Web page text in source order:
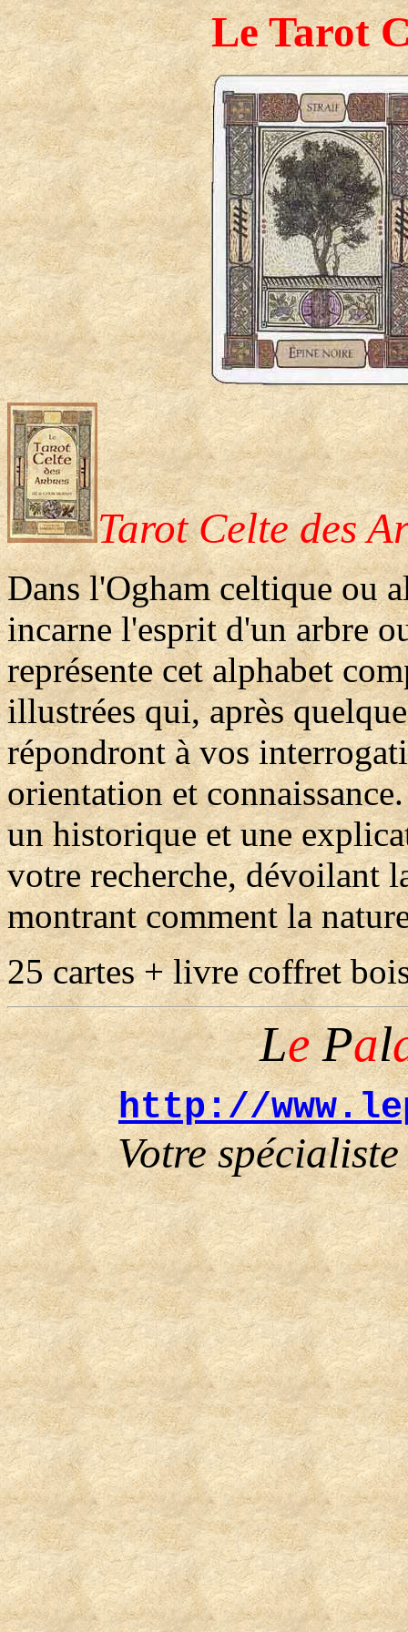
Le Tarot
Tarot Celte des
Dans l'Ogham celtique ou
incarne l'esprit d'un arbre
représente cet alphabet
illustrées qui, après
répondront à vos
orientation et
un historique et une
votre recherche, dévoilant
montrant comment la
25 cartes + livre coffret
LePal
http://
Votre